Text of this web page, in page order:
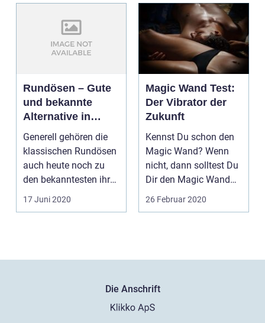
Rundösen – Gute
und bekannte
Alternative in
verschiedenen
Bereichen
Generell gehören die
klassischen Rundösen
auch heute noch zu
den bekanntesten ihrer
Art. Sogar im Al...
17 Juni 2020
Magic Wand Test:
Der Vibrator der
Zukunft
Kennst Du schon den
Magic Wand? Wenn
nicht, dann solltest Du
Dir den Magic Wand
Test genauer
26 Februar 2020
Die Anschrift